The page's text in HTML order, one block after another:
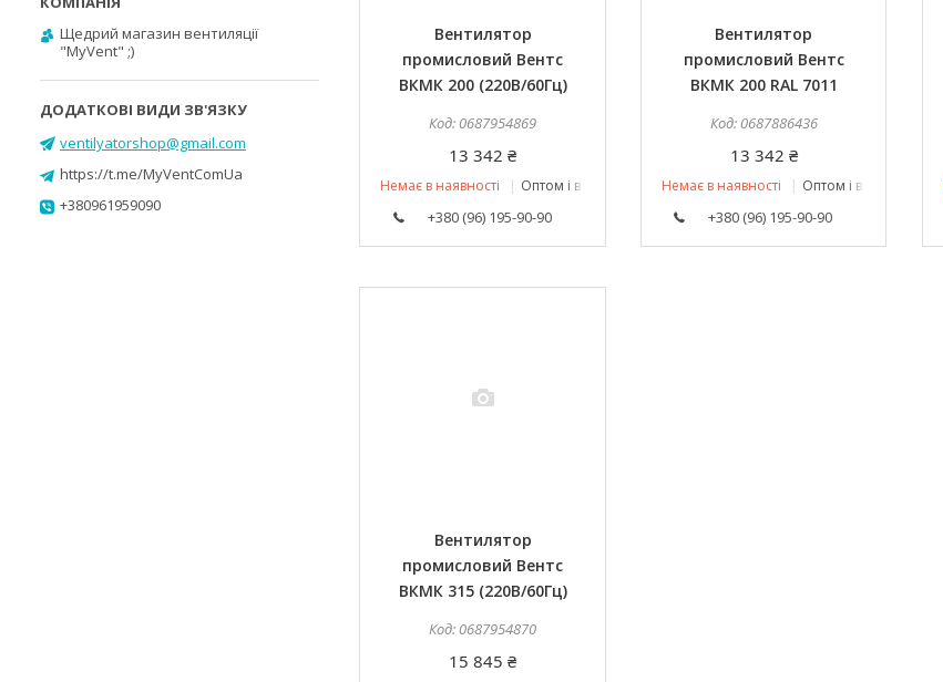
Вентилятор
промисловий Вентс
ВКМК 200 (220В/60Гц)
0687954869
13 342 ₴
Немає в наявності Оптом і в роздріб
+380 (96) 195-90-90
Вентилятор
промисловий Вентс
ВКМК 200 RAL 7011
0687886436
13 342 ₴
Немає в наявності Оптом і в роздріб
+380 (96) 195-90-90
Вентилятор
промисловий Вентс
ВКМК 315 (220В/60Гц)
0687954870
15 845 ₴
Щедрий магазин вентиляції
"MyVent" ;)
ventilyatorshop@gmail.com
https://t.me/MyVentComUa
+380961959090